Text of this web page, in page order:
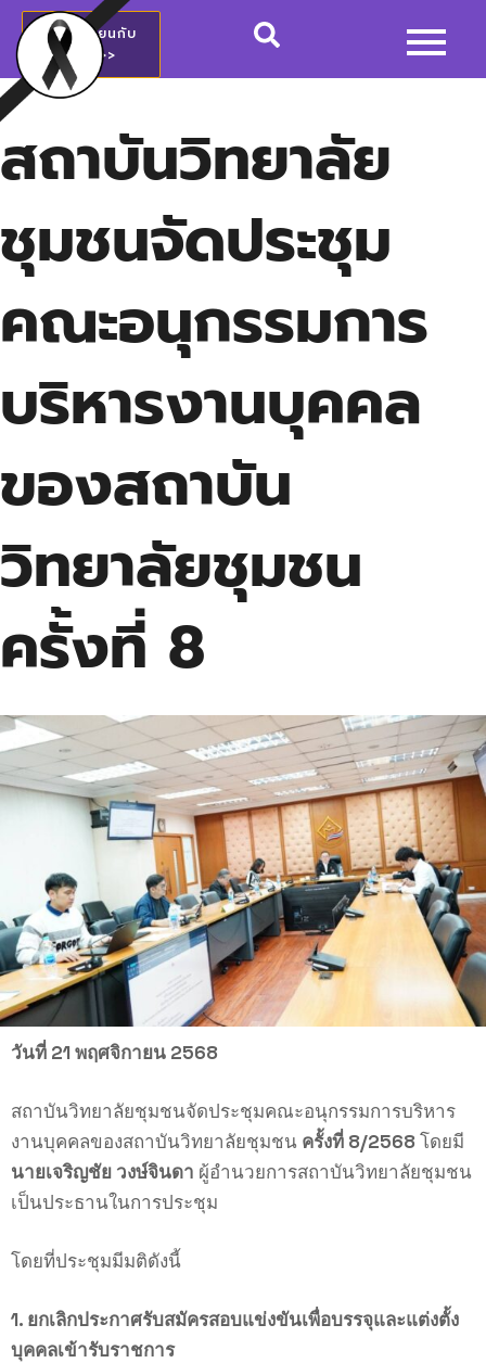
สมัครเรียนกับ
วชช.>>
สถาบันวิทยาลัย
ชุมชนจัดประชุม
คณะอนุกรรมการ
บริหารงานบุคคล
ของสถาบัน
วิทยาลัยชุมชน
ครั้งที่ 8
วันที่ 21 พฤศจิกายน 2568
สถาบันวิทยาลัยชุมชนจัดประชุมคณะอนุกรรมการบริหาร
งานบุคคลของสถาบันวิทยาลัยชุมชน ครั้งที่ 8/2568 โดยมี
นายเจริญชัย วงษ์จินดา ผู้อำนวยการสถาบันวิทยาลัยชุมชน
เป็นประธานในการประชุม
โดยที่ประชุมมีมติดังนี้
1. ยกเลิกประกาศรับสมัครสอบแข่งขันเพื่อบรรจุและแต่งตั้ง
บุคคลเข้ารับราชการ